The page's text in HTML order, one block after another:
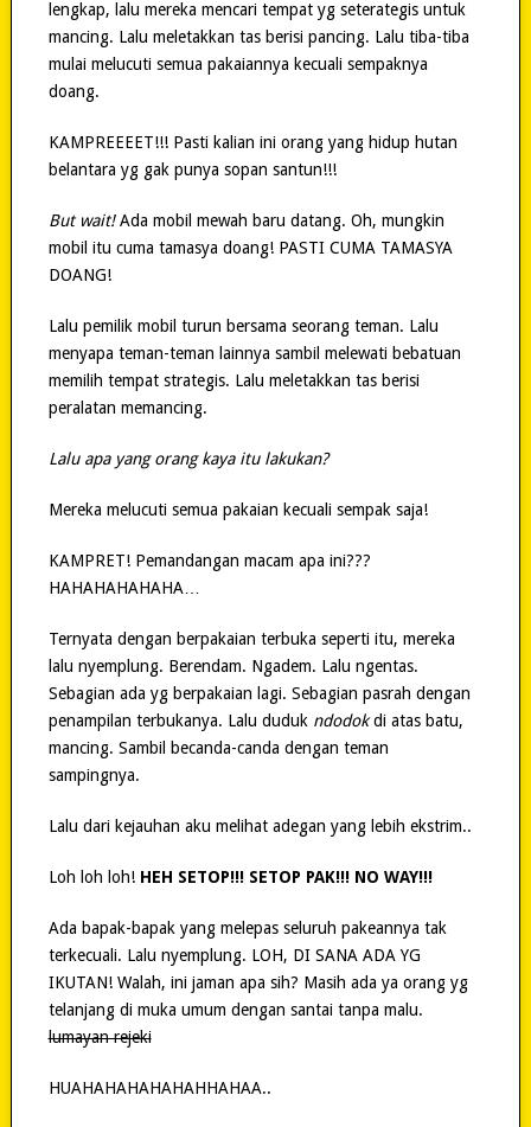
lengkap, lalu mereka mencari tempat yg seterategis untuk
mancing. Lalu meletakkan tas berisi pancing. Lalu tiba-tiba
mulai melucuti semua pakaiannya kecuali sempaknya
doang.
KAMPREEEET!!! Pasti kalian ini orang yang hidup hutan
belantara yg gak punya sopan santun!!!
But wait!Ada mobil mewah baru datang. Oh, mungkin
mobil itu cuma tamasya doang! PASTI CUMA TAMASYA
DOANG!
Lalu pemilik mobil turun bersama seorang teman. Lalu
menyapa teman-teman lainnya sambil melewati bebatuan
memilih tempat strategis. Lalu meletakkan tas berisi
peralatan memancing.
Lalu apa yang orang kaya itu lakukan?
Mereka melucuti semua pakaian kecuali sempak saja!
KAMPRET! Pemandangan macam apa ini???
HAHAHAHAHAHA…
Ternyata dengan berpakaian terbuka seperti itu, mereka
lalu nyemplung. Berendam. Ngadem. Lalu ngentas.
Sebagian ada yg berpakaian lagi. Sebagian pasrah dengan
penampilan terbukanya. Lalu duduk ndodokdi atas batu,
mancing. Sambil becanda-canda dengan teman
sampingnya.
Lalu dari kejauhan aku melihat adegan yang lebih ekstrim..
Loh loh loh! HEH SETOP!!! SETOP PAK!!! NO WAY!!!
Ada bapak-bapak yang melepas seluruh pakeannya tak
terkecuali. Lalu nyemplung. LOH, DI SANA ADA YG
IKUTAN! Walah, ini jaman apa sih? Masih ada ya orang yg
telanjang di muka umum dengan santai tanpa malu.
lumayan rejeki
HUAHAHAHAHAHAHHAHAA..